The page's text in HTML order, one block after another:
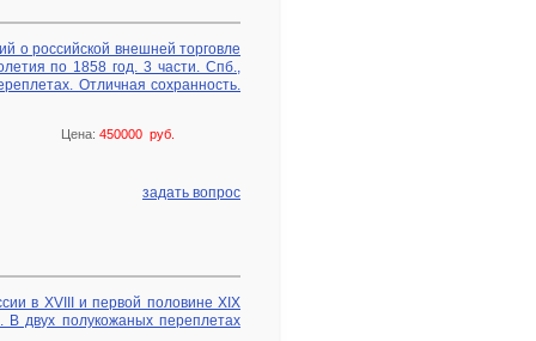
о российской внешней торговле
по 1858 год. 3 части. Спб.,
Отличная сохранность.
Цена: 450000 руб.
задать вопрос
в XVIII и первой половине XIX
двух полукожаных переплетах